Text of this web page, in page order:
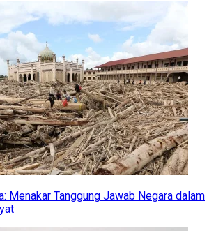
Menakar Tanggung Jawab Negara dalam